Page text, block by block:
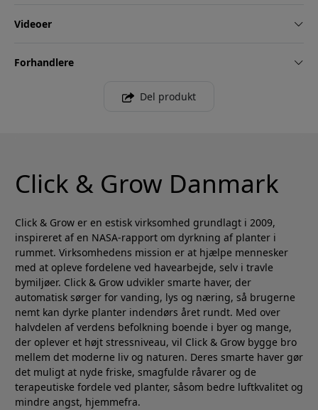
Videoer
Forhandlere
Del produkt
Click & Grow Danmark
Click & Grow er en estisk virksomhed grundlagt i 2009,
inspireret af en NASA-rapport om dyrkning af planter i
rummet. Virksomhedens mission er at hjælpe mennesker
med at opleve fordelene ved havearbejde, selv i travle
bymiljøer. Click & Grow udvikler smarte haver, der
automatisk sørger for vanding, lys og næring, så brugerne
nemt kan dyrke planter indendørs året rundt. Med over
halvdelen af verdens befolkning boende i byer og mange,
der oplever et højt stressniveau, vil Click & Grow bygge bro
mellem det moderne liv og naturen. Deres smarte haver gør
det muligt at nyde friske, smagfulde råvarer og de
terapeutiske fordele ved planter, såsom bedre luftkvalitet og
mindre angst, hjemmefra.